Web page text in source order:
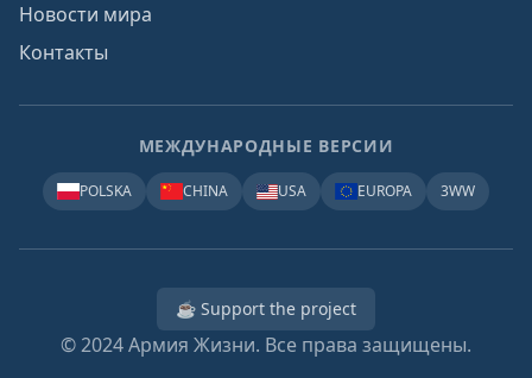
Новости мира
Контакты
МЕЖДУНАРОДНЫЕ ВЕРСИИ
POLSKA CHINA USA EUROPA 3WW
☕ Support the project
© 2024Армия Жизни. Все права защищены.